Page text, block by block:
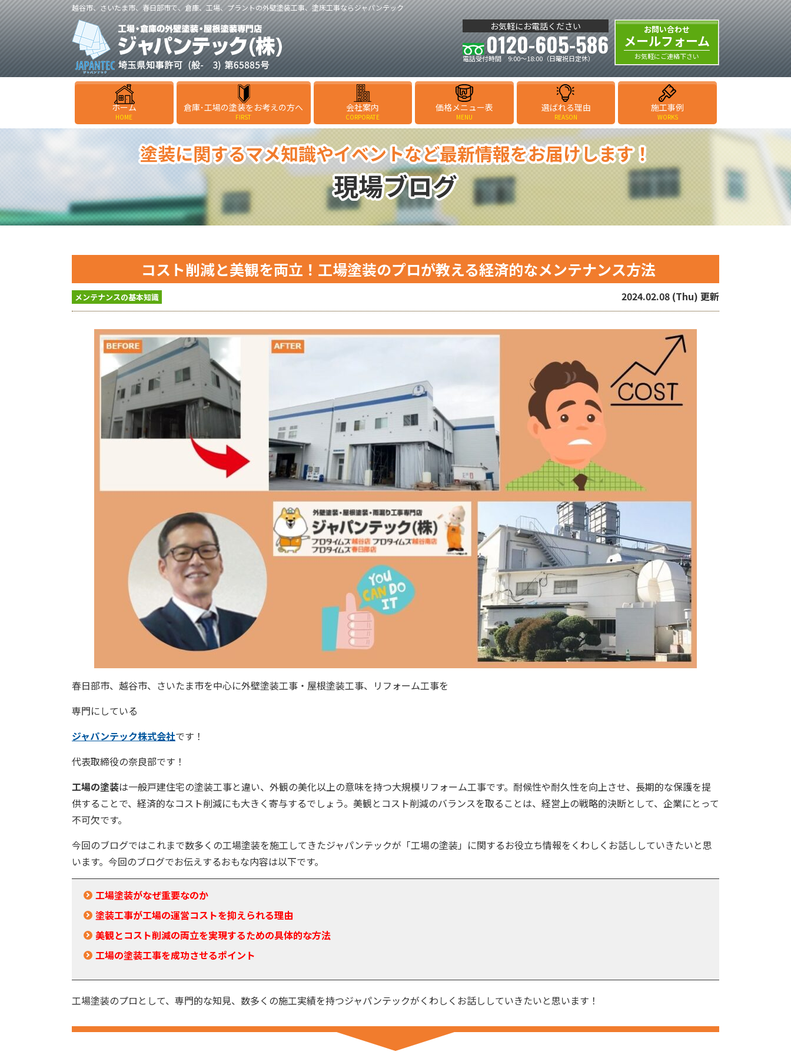
越谷市、さいたま市、春日部市で、倉庫、工場、プラントの外壁塗装工事、塗床工事ならジャパンテック
お気軽にお電話ください
0120-605-586
電話受付時間 9:00～18:00（日曜祝日定休）
お問い合わせ
メールフォーム
お気軽にご連絡下さい
ホーム
HOME
倉庫･工場の塗装をお考えの方へ
FIRST
会社案内
CORPORATE
価格メニュー表
MENU
選ばれる理由
REASON
施工事例
WORKS
塗装に関するマメ知識やイベントなど最新情報をお届けします！
現場ブログ
コスト削減と美観を両立！工場塗装のプロが教える経済的なメンテナンス方法
メンテナンスの基本知識 2024.02.08 (Thu) 更新
春日部市、越谷市、さいたま市を中心に外壁塗装工事・屋根塗装工事、リフォーム工事を
専門にしている
ジャパンテック株式会社です！
代表取締役の奈良部です！
工場の塗装は一般戸建住宅の塗装工事と違い、外観の美化以上の意味を持つ大規模リフォーム工事です。耐候性や耐久性を向上させ、長期的な保護を提
供することで、経済的なコスト削減にも大きく寄与するでしょう。美観とコスト削減のバランスを取ることは、経営上の戦略的決断として、企業にとって
不可欠です。
今回のブログではこれまで数多くの工場塗装を施工してきたジャパンテックが「工場の塗装」に関するお役立ち情報をくわしくお話ししていきたいと思
います。今回のブログでお伝えするおもな内容は以下です。
工場塗装がなぜ重要なのか
塗装工事が工場の運営コストを抑えられる理由
美観とコスト削減の両立を実現するための具体的な方法
工場の塗装工事を成功させるポイント
工場塗装のプロとして、専門的な知見、数多くの施工実績を持つジャパンテックがくわしくお話ししていきたいと思います！